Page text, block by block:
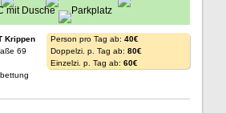
Krippen
69
Person pro Tag ab: 40€
Doppelzi. p. Tag ab: 80€
Einzelzi. p. Tag ab: 60€